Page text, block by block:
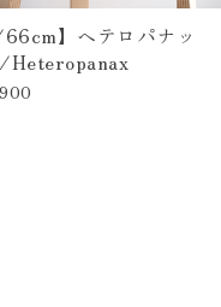
66cm】ヘテロパナッ
Heteropanax